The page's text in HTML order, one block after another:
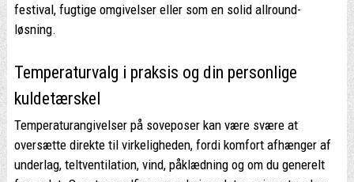
festival, fugtige omgivelser eller som en solid allround-
løsning.
Temperaturvalg i praksis og din personlige
kuldetærskel
Temperaturangivelser på soveposer kan være svære at
oversætte direkte til virkeligheden, fordi komfort afhænger af
underlag, teltventilation, vind, påklædning og om du generelt